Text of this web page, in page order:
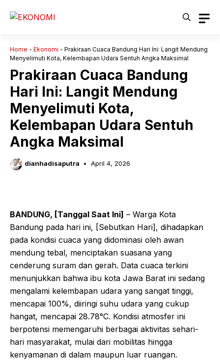
Home - Ekonomi - Prakiraan Cuaca Bandung Hari Ini: Langit Mendung
Menyelimuti Kota, Kelembapan Udara Sentuh Angka Maksimal
Prakiraan Cuaca Bandung
Hari Ini: Langit Mendung
Menyelimuti Kota,
Kelembapan Udara Sentuh
Angka Maksimal
dianhadisaputra April 4, 2026
BANDUNG, [Tanggal Saat Ini] – Warga Kota
Bandung pada hari ini, [Sebutkan Hari], dihadapkan
pada kondisi cuaca yang didominasi oleh awan
mendung tebal, menciptakan suasana yang
cenderung suram dan gerah. Data cuaca terkini
menunjukkan bahwa ibu kota Jawa Barat ini sedang
mengalami kelembapan udara yang sangat tinggi,
mencapai 100%, diiringi suhu udara yang cukup
hangat, mencapai 28.78°C. Kondisi atmosfer ini
berpotensi memengaruhi berbagai aktivitas sehari-
hari masyarakat, mulai dari mobilitas hingga
kenyamanan di dalam maupun luar ruangan.